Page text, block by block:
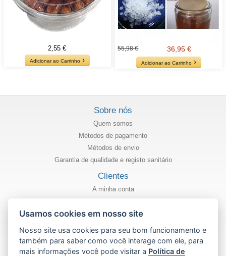
2,55 €
Adicionar ao Carrinho
55,98 € 36,95 €
Adicionar ao Carrinho
Sobre nós
Quem somos
Métodos de pagamento
Métodos de envio
Garantia de qualidade e registo sanitário
Clientes
A minha conta
Informação
Política de privacidade
Termos e condições de uso
Usamos cookies em nosso site
Nosso site usa cookies para seu bom funcionamento e
também para saber como você interage com ele, para
mais informações você pode visitar a Política de